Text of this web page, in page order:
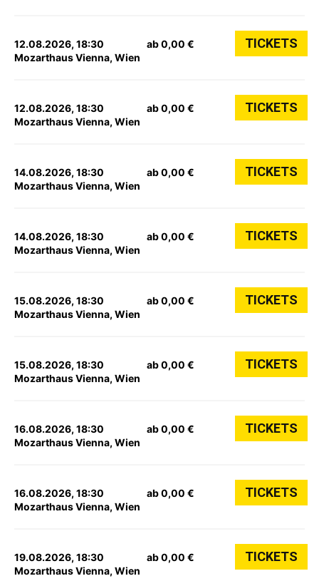
12.08.2026, 18:30
Mozarthaus Vienna, Wien
ab 0,00 € TICKETS
12.08.2026, 18:30
Mozarthaus Vienna, Wien
ab 0,00 € TICKETS
14.08.2026, 18:30
Mozarthaus Vienna, Wien
ab 0,00 € TICKETS
14.08.2026, 18:30
Mozarthaus Vienna, Wien
ab 0,00 € TICKETS
15.08.2026, 18:30
Mozarthaus Vienna, Wien
ab 0,00 € TICKETS
15.08.2026, 18:30
Mozarthaus Vienna, Wien
ab 0,00 € TICKETS
16.08.2026, 18:30
Mozarthaus Vienna, Wien
ab 0,00 € TICKETS
16.08.2026, 18:30
Mozarthaus Vienna, Wien
ab 0,00 € TICKETS
19.08.2026, 18:30
Mozarthaus Vienna, Wien
ab 0,00 € TICKETS